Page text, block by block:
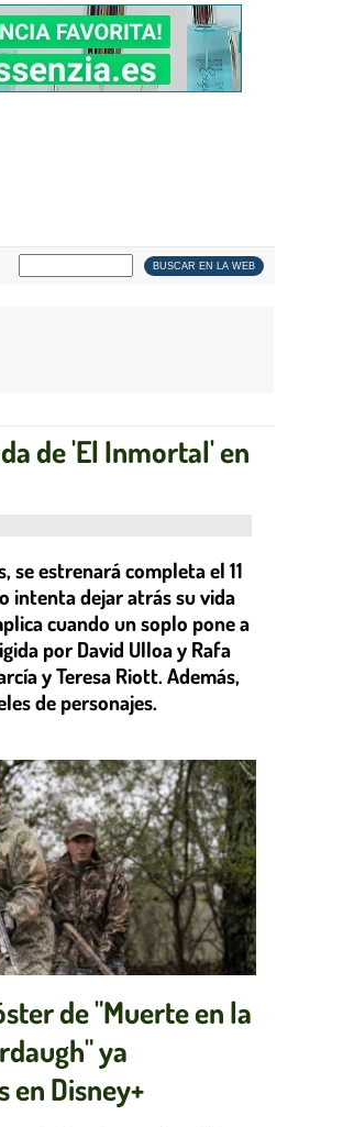
de 'El Inmortal' en
estrenará completa el 11
intenta dejar atrás su vida
cuando un soplo pone a
por David Ulloa y Rafa
y Teresa Riott. Además,
de personajes.
de "Muerte en la
ya
en Disney+